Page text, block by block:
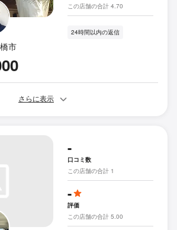
市
この店舗の合計 4.70
24時間以内の返信
さらに表示
-
口コミ数
この店舗の合計 1
-
評価
この店舗の合計 5.00